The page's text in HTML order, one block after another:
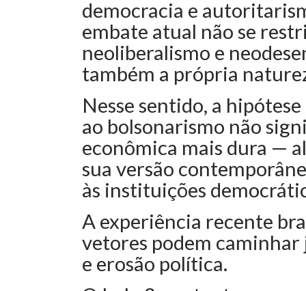
democracia e
embate atual não se
neoliberalismo e
também a própria
Nesse sentido, a
ao bolsonarismo não
econômica mais dura —
sua versão
às instituições
A experiência recente
vetores podem
e erosão política.